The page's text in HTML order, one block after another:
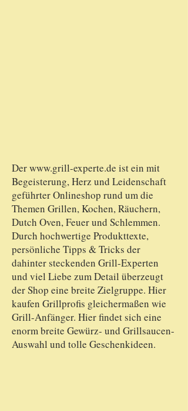
Derwww.grill-experte.de ist ein mit
Begeisterung, Herz und Leidenschaft
geführter Onlineshop rund um die
Themen Grillen, Kochen, Räuchern,
Dutch Oven, Feuer und Schlemmen.
Durch hochwertige Produkttexte,
persönliche Tipps & Tricks der
dahinter steckenden Grill-Experten
und viel Liebe zum Detail überzeugt
der Shop eine breite Zielgruppe. Hier
kaufen Grillprofis gleichermaßen wie
Grill-Anfänger. Hier findet sich eine
enorm breite Gewürz- und Grillsaucen-
Auswahl und tolle Geschenkideen.